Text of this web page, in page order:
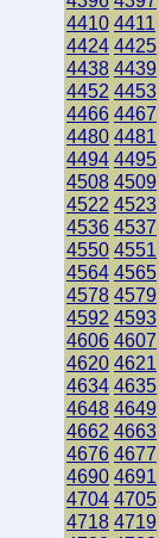
4410 4411
4424 4425
4438 4439
4452 4453
4466 4467
4480 4481
4494 4495
4508 4509
4522 4523
4536 4537
4550 4551
4564 4565
4578 4579
4592 4593
4606 4607
4620 4621
4634 4635
4648 4649
4662 4663
4676 4677
4690 4691
4704 4705
4718 4719